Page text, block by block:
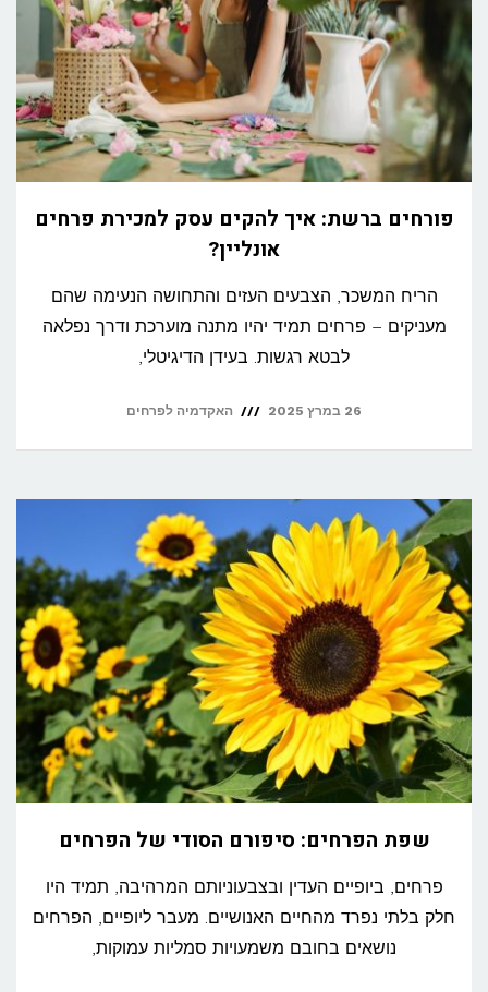
פורחים ברשת: איך להקים עסק למכירת פרחים
אונליין?
הריח המשכר, הצבעים העזים והתחושה הנעימה שהם
מעניקים – פרחים תמיד יהיו מתנה מוערכת ודרך נפלאה
לבטא רגשות. בעידן הדיגיטלי,
26 במרץ 2025 האקדמיה לפרחים
שפת הפרחים: סיפורם הסודי של הפרחים
פרחים, ביופיים העדין ובצבעוניותם המרהיבה, תמיד היו
חלק בלתי נפרד מהחיים האנושיים. מעבר ליופיים, הפרחים
נושאים בחובם משמעויות סמליות עמוקות,